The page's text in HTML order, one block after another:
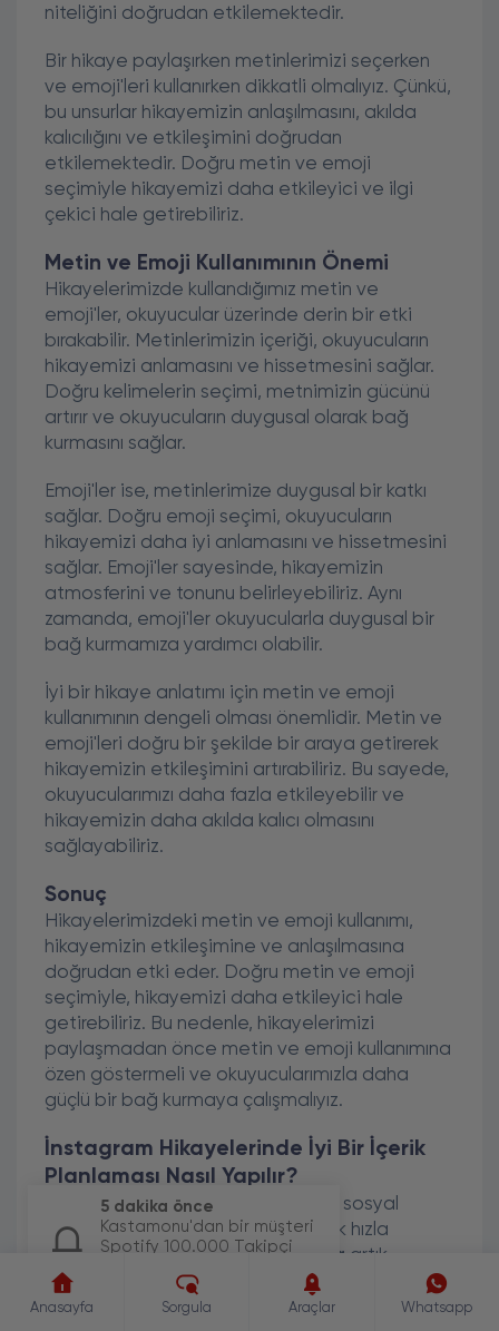
niteliğini doğrudan etkilemektedir.
Bir hikaye paylaşırken metinlerimizi seçerken
ve emoji'leri kullanırken dikkatli olmalıyız. Çünkü,
bu unsurlar hikayemizin anlaşılmasını, akılda
kalıcılığını ve etkileşimini doğrudan
etkilemektedir. Doğru metin ve emoji
seçimiyle hikayemizi daha etkileyici ve ilgi
çekici hale getirebiliriz.
Metin ve Emoji Kullanımının Önemi
Hikayelerimizde kullandığımız metin ve
emoji'ler, okuyucular üzerinde derin bir etki
bırakabilir. Metinlerimizin içeriği, okuyucuların
hikayemizi anlamasını ve hissetmesini sağlar.
Doğru kelimelerin seçimi, metnimizin gücünü
artırır ve okuyucuların duygusal olarak bağ
kurmasını sağlar.
Emoji'ler ise, metinlerimize duygusal bir katkı
sağlar. Doğru emoji seçimi, okuyucuların
hikayemizi daha iyi anlamasını ve hissetmesini
sağlar. Emoji'ler sayesinde, hikayemizin
atmosferini ve tonunu belirleyebiliriz. Aynı
zamanda, emoji'ler okuyucularla duygusal bir
bağ kurmamıza yardımcı olabilir.
İyi bir hikaye anlatımı için metin ve emoji
kullanımının dengeli olması önemlidir. Metin ve
emoji'leri doğru bir şekilde bir araya getirerek
hikayemizin etkileşimini artırabiliriz. Bu sayede,
okuyucularımızı daha fazla etkileyebilir ve
hikayemizin daha akılda kalıcı olmasını
sağlayabiliriz.
Sonuç
Hikayelerimizdeki metin ve emoji kullanımı,
hikayemizin etkileşimine ve anlaşılmasına
doğrudan etki eder. Doğru metin ve emoji
seçimiyle, hikayemizi daha etkileyici hale
getirebiliriz. Bu nedenle, hikayelerimizi
paylaşmadan önce metin ve emoji kullanımına
özen göstermeli ve okuyucularımızla daha
güçlü bir bağ kurmaya çalışmalıyız.
İnstagram Hikayelerinde İyi Bir İçerik
Planlaması Nasıl Yapılır?
İnstagram, günümüzün en popüler sosyal
medya platformlarından biri olarak hızla
yayılmaya devam ediyor.İnsanlar artık
sadece fotoğraf paylaşmakla kalmıyor, aynı
zamanda hikayeler aracılığıyla da günlük
Anasayfa Sorgula Araçlar Whatsapp
5 dakika önce
Kastamonu'dan bir müşteri
Spotify 100.000 Takipçi
oluşturdu.